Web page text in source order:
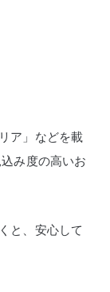
ア」などを載
み度の高いお
と、安心して